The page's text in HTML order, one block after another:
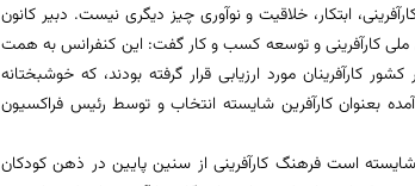
ابتکار، خلاقیت و نوآوری چیز دیگری نیست. دبیر کانون
ملی کارآفرینی و توسعه کسب و کار گفت: این کنفرانس به همت
کارآفرینان مورد ارزیابی قرار گرفته بودند، که خوشبختانه
بعنوان کارآفرین شایسته انتخاب و توسط رئیس فراکسیون
است فرهنگ کارآفرینی از سنین پایین در ذهن کودکان